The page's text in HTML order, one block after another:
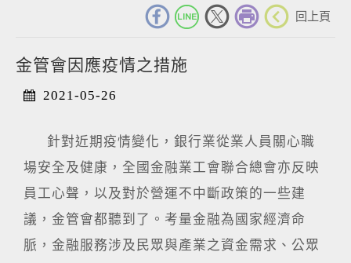
回上頁
金管會因應疫情之措施
2021-05-26
針對近期疫情變化，銀行業從業人員關心職
場安全及健康，全國金融業工會聯合總會亦反映
員工心聲，以及對於營運不中斷政策的一些建
議，金管會都聽到了。考量金融為國家經濟命
脈，金融服務涉及民眾與產業之資金需求、公眾